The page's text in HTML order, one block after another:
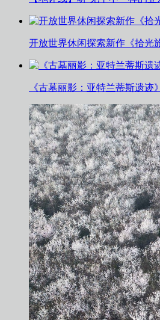
开放世界休闲探索新作《拾光
《古墓丽影：亚特兰蒂斯遗迹